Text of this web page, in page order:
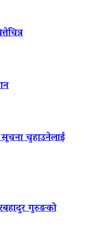
सूचना चुहाउनेलाई
गुरुङको